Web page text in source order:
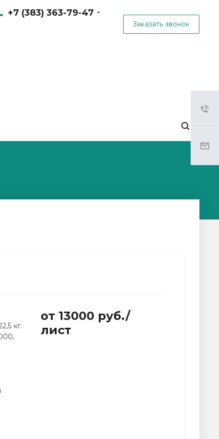
+7 (383) 363-79-47
Заказать звонок
кг.
от 13000 руб./
лист